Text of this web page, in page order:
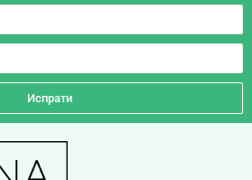
Испрати